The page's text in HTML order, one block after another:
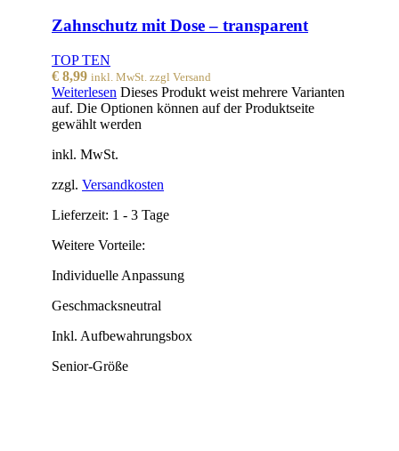
Zahnschutz mit Dose – transparent
TOP TEN
€ 8,99 inkl. MwSt. zzgl Versand
Weiterlesen Dieses Produkt weist mehrere Varianten
auf. Die Optionen können auf der Produktseite
gewählt werden
inkl. MwSt.
zzgl. Versandkosten
Lieferzeit: 1 - 3 Tage
Weitere Vorteile:
Individuelle Anpassung
Geschmacksneutral
Inkl. Aufbewahrungsbox
Senior-Größe